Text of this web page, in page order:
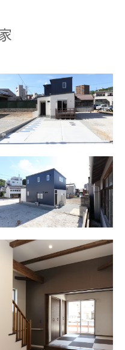
料請求
ちら